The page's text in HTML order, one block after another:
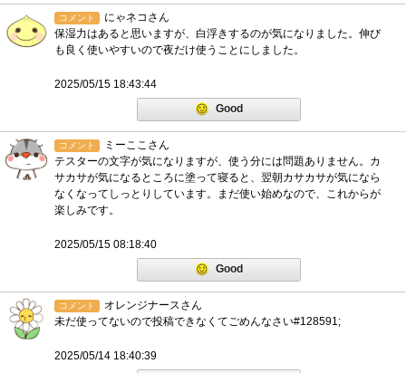
コメント
にゃネコさん
保湿力はあると思いますが、白浮きするのが気になりました。伸び
も良く使いやすいので夜だけ使うことにしました。
2025/05/15 18:43:44
Good
コメント
ミーここさん
テスターの文字が気になりますが、使う分には問題ありません。カ
サカサが気になるところに塗って寝ると、翌朝カサカサが気になら
なくなってしっとりしています。まだ使い始めなので、これからが
楽しみです。
2025/05/15 08:18:40
Good
コメント
オレンジナースさん
未だ使ってないので投稿できなくてごめんなさい#128591;
2025/05/14 18:40:39